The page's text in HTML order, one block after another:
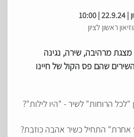
| 10:00
ראשון לציון
מצגת מרהיבה, שירה, נגינה
שהם פס הקול של חיינו
הרוחות" לשיר - "היו לילות"?
אחרת" התחיל כשיר אהבה כוזבת?